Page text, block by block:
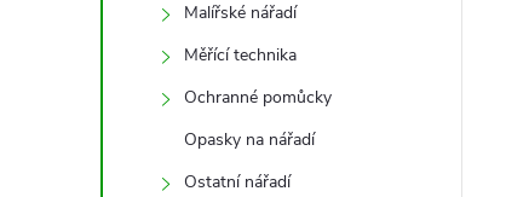
Malířské nářadí
Měřící technika
Ochranné pomůcky
Opasky na nářadí
Ostatní nářadí